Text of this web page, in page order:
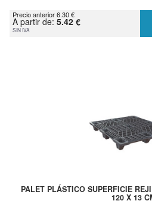
Precio anterior 6.30 €
A partir de: 5.42 €
SIN IVA
PALET PLÁSTICO SUPERFICIE
120 X 13